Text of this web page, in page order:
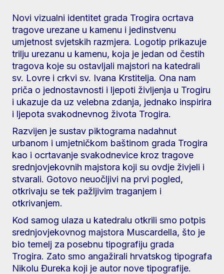
Novi vizualni identitet grada Trogira ocrtava
tragove urezane u kamenu i jedinstvenu
umjetnost svjetskih razmjera. Logotip prikazuje
trilju urezanu u kamenu, koja je jedan od čestih
tragova koje su ostavljali majstori na katedrali
sv. Lovre i crkvi sv. Ivana Krstitelja. Ona nam
priča o jednostavnosti i ljepoti življenja u Trogiru
i ukazuje da uz velebna zdanja, jednako inspirira
i ljepota svakodnevnog života Trogira.
Razvijen je sustav piktograma nadahnut
urbanom i umjetničkom baštinom grada Trogira
kao i ocrtavanje svakodnevice kroz tragove
srednjovjekovnih majstora koji su ovdje živjeli i
stvarali. Gotovo neuočljivi na prvi pogled,
otkrivaju se tek pažljivim traganjem i
otkrivanjem.
Kod samog ulaza u katedralu otkrili smo potpis
srednjovjekovnog majstora Muscardella, što je
bio temelj za posebnu tipografiju grada
Trogira. Zato smo angažirali hrvatskog tipografa
Nikolu Đureka koji je autor nove tipografije.